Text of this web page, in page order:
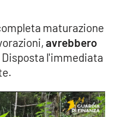
maturazione
avrebbero
Disposta l'immediata